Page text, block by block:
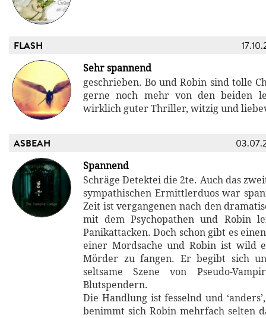
FLASH
Sehr spannend
geschrieben. Bo und Robin sind tolle
gerne noch mehr von den beiden
wirklich guter Thriller, witzig und
ASBEAH
Spannend
Schräge Detektei die 2te. Auch das
sympathischen Ermittlerduos war
Zeit ist vergangenen nach den
mit dem Psychopathen und Robin
Panikattacken. Doch schon gibt es
einer Mordsache und Robin ist wild
Mörder zu fangen. Er begibt sich
seltsame Szene von Pseudo-
Blutspendern.
Die Handlung ist fesselnd und
benimmt sich Robin mehrfach selten